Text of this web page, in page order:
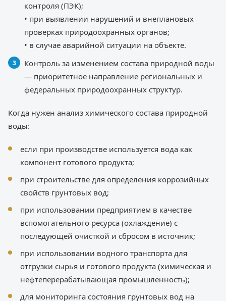
контроля (ПЭК);
• при выявлении нарушений и внеплановых
проверках природоохранных органов;
• в случае аварийной ситуации на объекте.
Контроль за изменением состава природной воды
— приоритетное направление региональных и
федеральных природоохранных структур.
Когда нужен анализ химического состава природной
воды:
если при производстве используется вода как
компонент готового продукта;
при строительстве для определения коррозийных
свойств грунтовых вод;
при использовании предприятием в качестве
вспомогательного ресурса (охлаждение) с
последующей очисткой и сбросом в источник;
при использовании водного транспорта для
отгрузки сырья и готового продукта (химическая и
нефтеперерабатывающая промышленность);
для мониторинга состояния грунтовых вод на